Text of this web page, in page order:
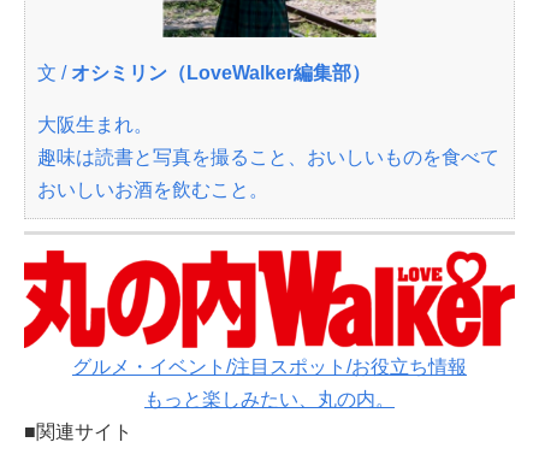
文 / オシミリン（LoveWalker編集部）
大阪生まれ。
趣味は読書と写真を撮ること、おいしいものを食べて
おいしいお酒を飲むこと。
グルメ・イベント/注目スポット/お役立ち情報
もっと楽しみたい、丸の内。
■関連サイト